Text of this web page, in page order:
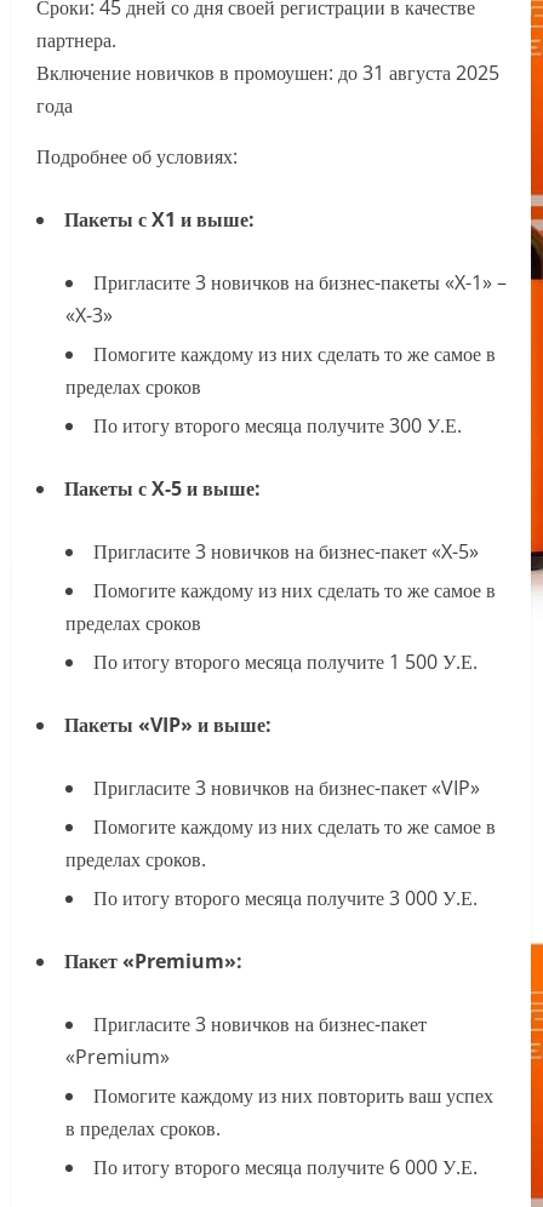
Сроки: 45 дней со дня своей регистрации в качестве
партнера.
Включение новичков в промоушен: до 31 августа 2025
года
Подробнее об условиях:
Пакеты с X1 и выше:
Пригласите 3 новичков на бизнес-пакеты «X-1» –
«X-3»
Помогите каждому из них сделать то же самое в
пределах сроков
По итогу второго месяца получите 300 У.Е.
Пакеты с X-5 и выше:
Пригласите 3 новичков на бизнес-пакет «X-5»
Помогите каждому из них сделать то же самое в
пределах сроков
По итогу второго месяца получите 1 500 У.Е.
Пакеты «VIP» и выше:
Пригласите 3 новичков на бизнес-пакет «VIP»
Помогите каждому из них сделать то же самое в
пределах сроков.
По итогу второго месяца получите 3 000 У.Е.
Пакет «Premium»:
Пригласите 3 новичков на бизнес-пакет
«Premium»
Помогите каждому из них повторить ваш успех
в пределах сроков.
По итогу второго месяца получите 6 000 У.Е.